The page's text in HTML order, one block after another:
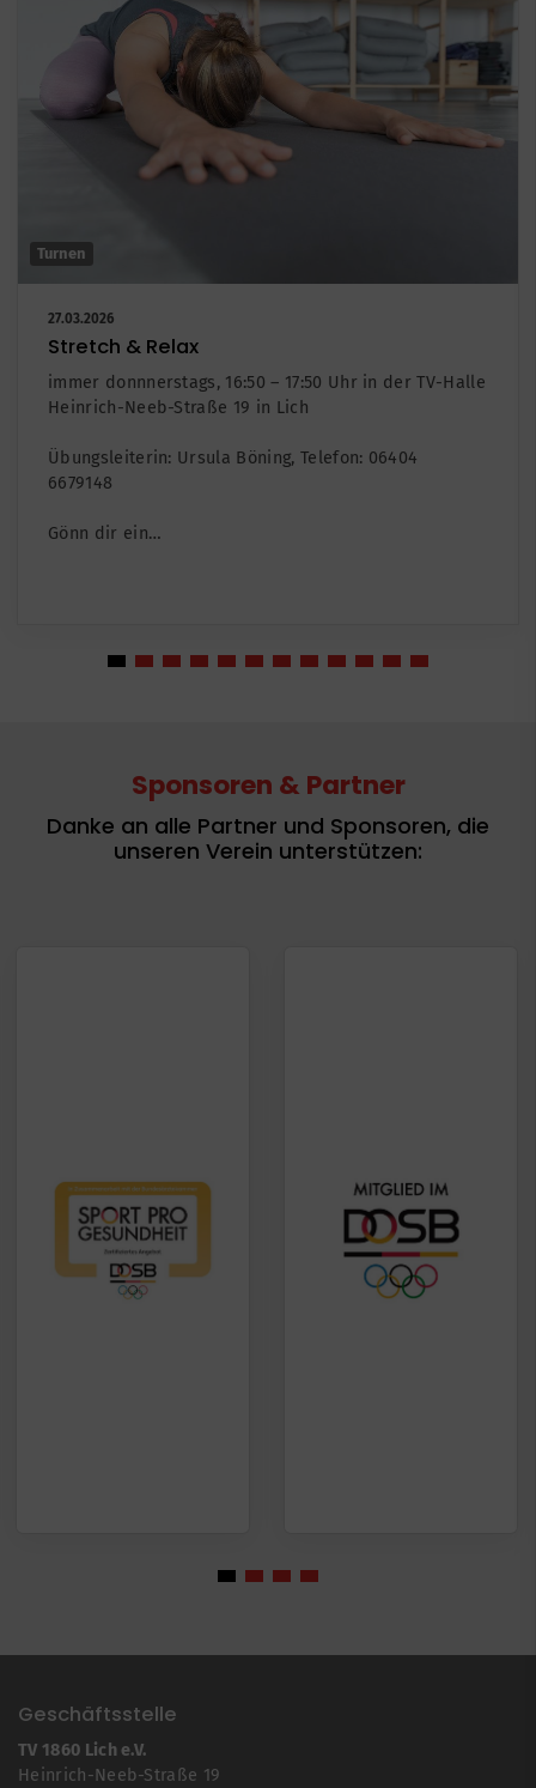
Turnen
27.03.2026
Stretch & Relax
immer donnnerstags, 16:50 – 17:50 Uhr in der TV-Halle
Heinrich-Neeb-Straße 19 in Lich
Übungsleiterin: Ursula Böning, Telefon: 06404 6679148
Sponsoren & Partner
Danke an alle Partner und Sponsoren, die
unseren Verein unterstützen:
Geschäftsstelle
TV 1860 Lich e.V.
Heinrich-Neeb-Straße 19